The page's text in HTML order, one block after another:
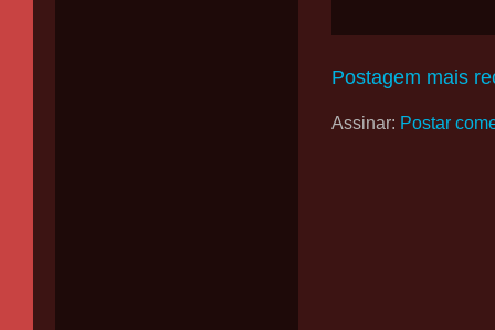
Postagem mais
Assinar: Postar